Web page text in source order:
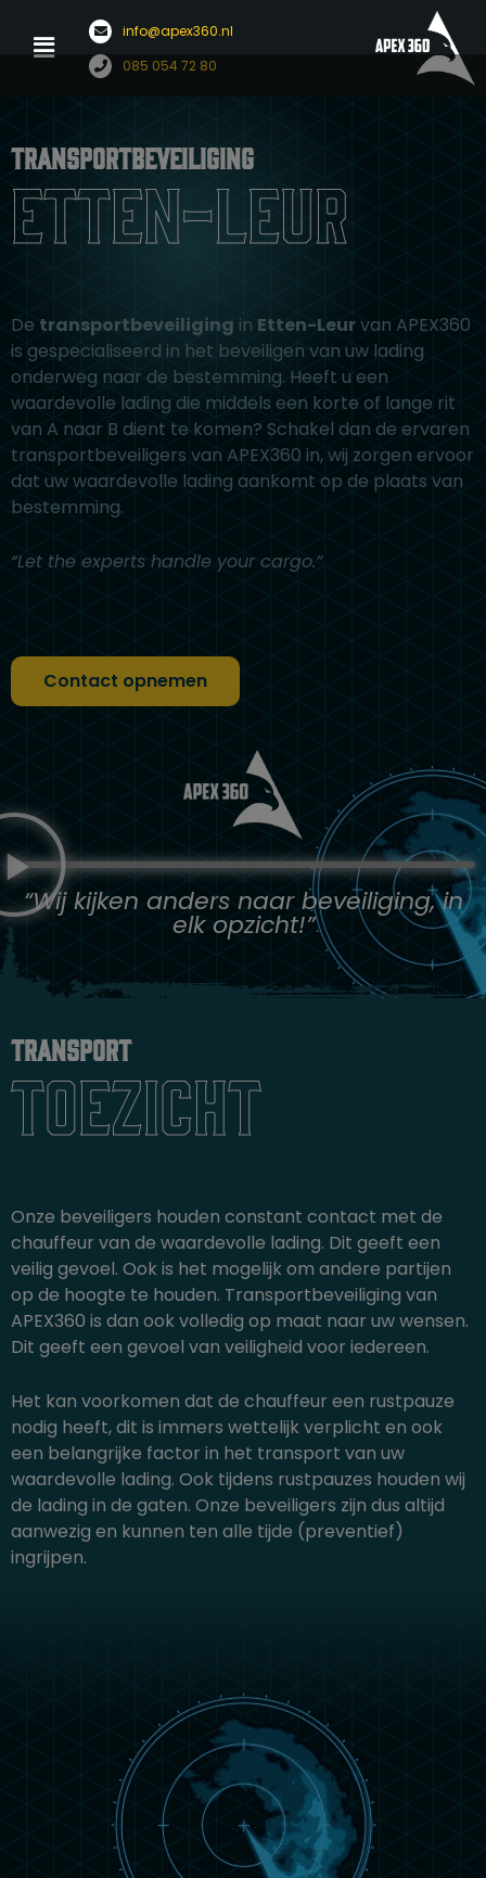
inhoud
info@apex360.nl
085 054 72 80
Menu
Transportbeveiliging
Etten-Leur
De transportbeveiliging in Etten-Leurvan APEX360
is gespecialiseerd in het beveiligen van uw lading
onderweg naar de bestemming. Heeft u een
waardevolle lading die middels een korte of lange rit
van A naar B dient te komen? Schakel dan de ervaren
transportbeveiligers van APEX360 in, wij zorgen ervoor
dat uw waardevolle lading aankomt op de plaats van
bestemming.
“Let the experts handle your cargo.”
Contact opnemen
“Wij kijken anders naar beveiliging, in
elk opzicht!”
Transport
toezicht
Onze beveiligers houden constant contact met de
chauffeur van de waardevolle lading. Dit geeft een
veilig gevoel. Ook is het mogelijk om andere partijen
op de hoogte te houden. Transportbeveiliging van
APEX360 is dan ook volledig op maat naar uw wensen.
Dit geeft een gevoel van veiligheid voor iedereen.
Het kan voorkomen dat de chauffeur een rustpauze
nodig heeft, dit is immers wettelijk verplicht en ook
een belangrijke factor in het transport van uw
waardevolle lading. Ook tijdens rustpauzes houden wij
de lading in de gaten. Onze beveiligers zijn dus altijd
aanwezig en kunnen ten alle tijde (preventief)
ingrijpen.